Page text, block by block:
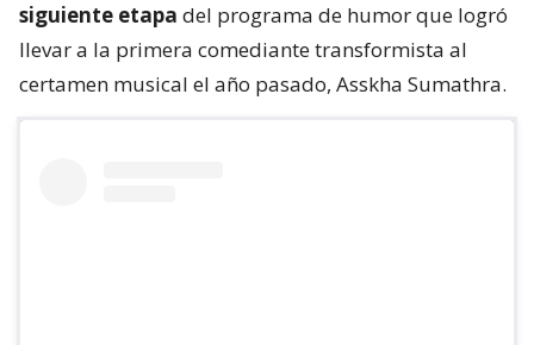
siguiente etapa del programa de humor que logró
llevar a la primera comediante transformista al
certamen musical el año pasado, Asskha Sumathra.